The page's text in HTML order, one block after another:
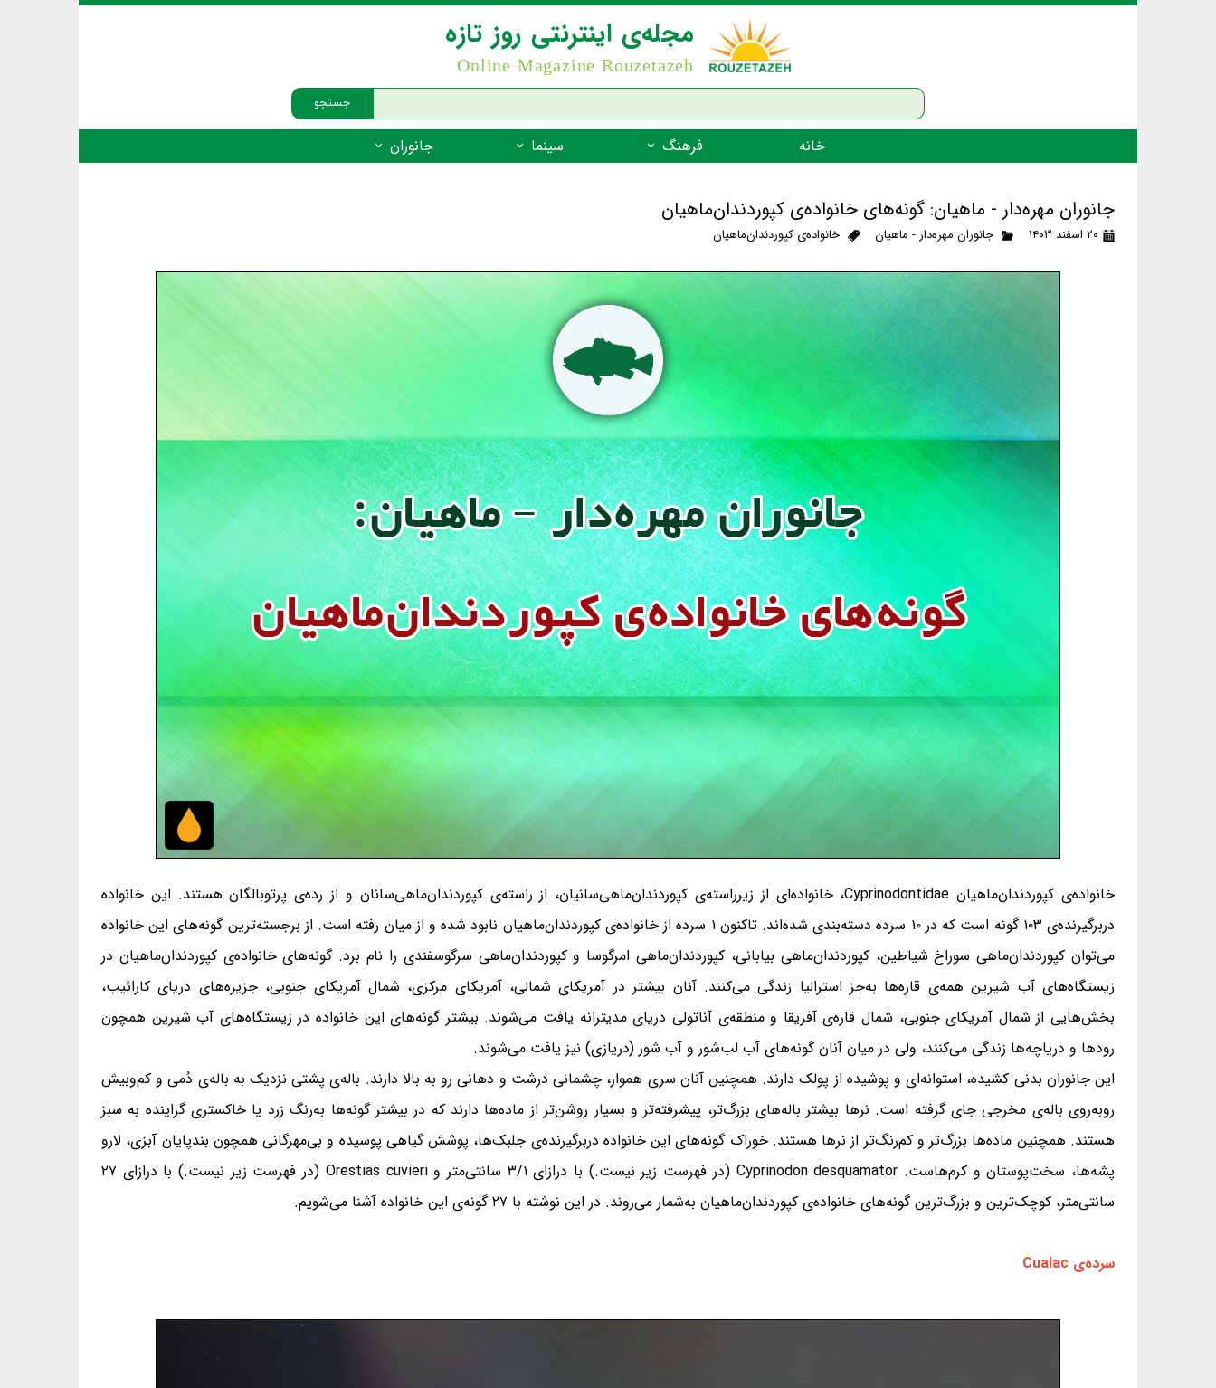
جستجو
مجله‌ی اینترنتی روز تازه
Online Magazine Rouzetazeh
خانه فرهنگ
نام‌نامه
شعر فارسی
زندگینامه‌ی بزرگان
گفتاورد
سینما جانوران
جانوران مهره‌دار - دوزیستان
جانوران مهره‌دار - ماهیان: گونه‌های خانواده‌ی کپوردندان‌ماهیان
۲۰ اسفند ۱۴۰۳ جانوران مهره‌دار - ماهیان خانواده‌ی کپوردندان‌ماهیان
خانواده‌ی کپوردندان‌ماهیان Cyprinodontidae، خانواده‌ای از زیرراسته‌ی کپوردندان‌ماهی‌سانیان، از راسته‌ی کپوردندان‌ماهی‌سانان و از رده‌ی پرتوبالگان هستند. این خانواده
دربرگیرنده‌ی ۱۰۳ گونه است که در ۱۰ سرده دسته‌بندی شده‌اند. تاکنون ۱ سرده از خانواده‌ی کپوردندان‌ماهیان نابود شده و از میان رفته است. از برجسته‌ترین گونه‌های این خانواده
می‌توان کپوردندان‌ماهی سوراخ شیاطین، کپوردندان‌ماهی بیابانی، کپوردندان‌ماهی امرگوسا و کپوردندان‌ماهی سرگوسفندی را نام برد. گونه‌های خانواده‌ی کپوردندان‌ماهیان در
زیستگاه‌های آب شیرین همه‌ی قاره‌ها به‌جز استرالیا زندگی می‌کنند. آنان بیشتر در آمریکای شمالی، آمریکای مرکزی، شمال آمریکای جنوبی، جزیره‌های دریای کارائیب،
بخش‌هایی از شمال آمریکای جنوبی، شمال قاره‌ی آفریقا و منطقه‌ی آناتولی دریای مدیترانه یافت می‌شوند. بیشتر گونه‌های این خانواده در زیستگاه‌های آب شیرین همچون
رودها و دریاچه‌ها زندگی می‌کنند، ولی در میان آنان گونه‌های آب لب‌شور و آب شور (دریازی) نیز یافت می‌شوند.
این جانوران بدنی کشیده، استوانه‌ای و پوشیده از پولک دارند. همچنین آنان سری هموار، چشمانی درشت و دهانی رو به بالا دارند. باله‌ی پشتی نزدیک به باله‌ی دُمی و کم‌وبیش
روبه‌روی باله‌ی مخرجی جای گرفته است. نرها بیشتر باله‌های بزرگ‌تر، پیشرفته‌تر و بسیار روشن‌تر از ماده‌ها دارند که در بیشتر گونه‌ها به‌رنگ زرد یا خاکستری گراینده به سبز
هستند. همچنین ماده‌ها بزرگ‌تر و کم‌رنگ‌تر از نرها هستند. خوراک گونه‌های این خانواده دربرگیرنده‌ی جلبک‌ها، پوشش گیاهی پوسیده و بی‌مهرگانی همچون بندپایان آبزی، لارو
پشه‌ها، سخت‌پوستان و کرم‌هاست. Cyprinodon desquamator (در فهرست زیر نیست.) با درازای ۳/۱ سانتی‌متر و Orestias cuvieri (در فهرست زیر نیست.) با درازای ۲۷
سانتی‌متر، کوچک‌ترین و بزرگ‌ترین گونه‌های خانواده‌ی کپوردندان‌ماهیان به‌شمار می‌روند. در این نوشته با ۲۷ گونه‌ی این خانواده آشنا می‌شویم.
سرده‌ی Cualac